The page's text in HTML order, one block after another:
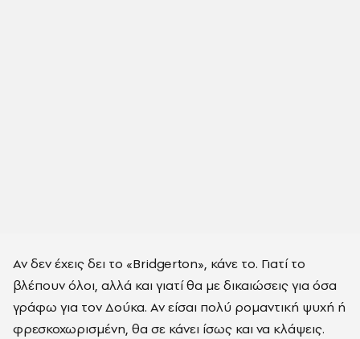
Αν δεν έχεις δει το «Bridgerton», κάνε το. Γιατί το
βλέπουν όλοι, αλλά και γιατί θα με δικαιώσεις για όσα
γράφω για τον Δούκα. Αν είσαι πολύ ρομαντική ψυχή ή
φρεσκοχωρισμένη, θα σε κάνει ίσως και να κλάψεις.